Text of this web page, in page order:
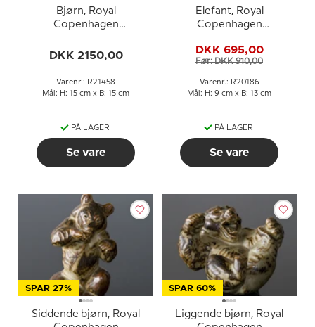
Bjørn, Royal
Copenhagen
DKK 2150,00
Varenr.: R21458
Mål: H: 15 cm x B: 15 cm
PÅ LAGER
Se vare
Elefant, Royal
Copenhagen
DKK 695,00
Før: DKK 910,00
Varenr.: R20186
Mål: H: 9 cm x B: 13 cm
PÅ LAGER
Se vare
SPAR 27%
Siddende bjørn, Royal
SPAR 60%
Liggende bjørn, Royal